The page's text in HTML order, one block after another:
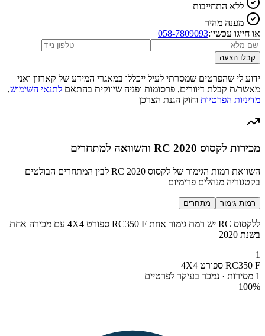
ללא התחייבות
מענה מהיר
או חייגו עכשיו:058-7809093
קבלו הצעה
ידוע לי שהפרטים שמסרתי לעיל ייכללו במאגרי המידע של קארזון ואני
מאשר/ת קבלת דיוורים, פרסומות ופניה שיווקית בהתאם לתנאי השימוש,
מדיניות הפרטיות וחוק הגנת הצרכן
מכירות לקסוס RC 2020 והשוואה למתחרים
השוואת רמות הגימור של לקסוס RC 2020 לבין המתחרים הבולטים
בקטגוריה מנהלים פרימיום
רמות גימור מתחרים
ללקסוס RC יש רמת גימור אחת RC350 F ספורט 4X4 עם מכירה אחת
בשנת 2020
1
RC350 F ספורט 4X4
1 מסירות · נמכר בעיקר לפרטיים
100%